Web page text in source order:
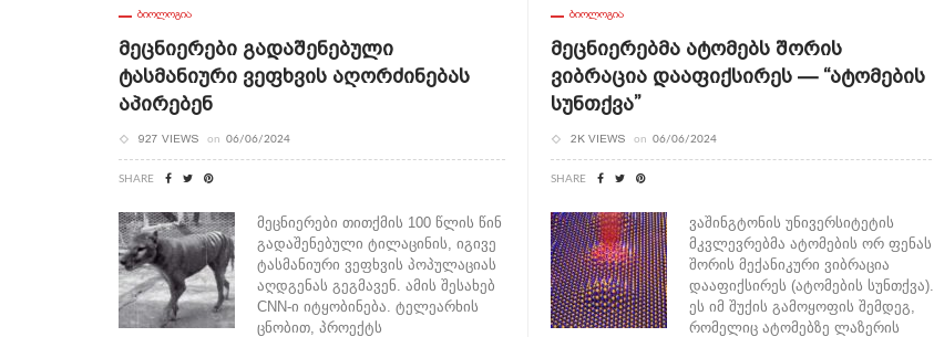
ᲑᲘᲝᲚᲝᲒᲘᲐ
Მეცნიერები Გადაშენებული
Ტასმანიური Ვეფხვის Აღორძინებას
Აპირებენ
927 VIEWS on 06/06/2024
SHARE
მეცნიერები თითქმის 100 წლის წინ
გადაშენებული ტილაცინის, იგივე
ტასმანიური ვეფხვის პოპულაციას
აღდგენას გეგმავენ. ამის შესახებ
CNN-ი იტყობინება. ტელეარხის
ცნობით, პროექტს
ᲑᲘᲝᲚᲝᲒᲘᲐ
Მეცნიერებმა Ატომებს Შორის
Ვიბრაცია Დააფიქსირეს — “ატომების
Სუნთქვა”
2K VIEWS on 06/06/2024
SHARE
ვაშინგტონის უნივერსიტეტის
მკვლევრებმა ატომების ორ ფენას
შორის მექანიკური ვიბრაცია
დააფიქსირეს (ატომების სუნთქვა).
ეს იმ შუქის გამოყოფის შემდეგ,
რომელიც ატომებზე ლაზერის